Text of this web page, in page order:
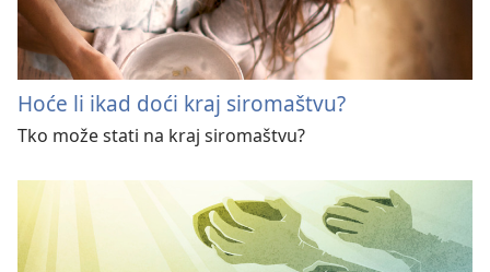
Hoće li ikad doći kraj siromaštvu?
Tko može stati na kraj siromaštvu?